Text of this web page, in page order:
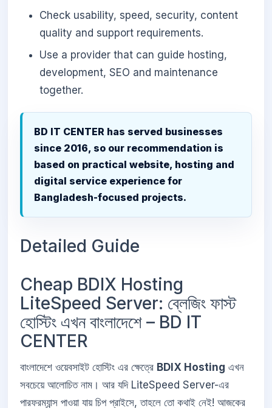
Check usability, speed, security, content
quality and support requirements.
Use a provider that can guide hosting,
development, SEO and maintenance
together.
BD IT CENTER has served businesses
since 2016, so our recommendation is
based on practical website, hosting and
digital service experience for
Bangladesh-focused projects.
Detailed Guide
Cheap BDIX Hosting
LiteSpeed Server: ব্লেজিং ফাস্ট
হোস্টিং এখন বাংলাদেশে – BD IT
CENTER
বাংলাদেশে ওয়েবসাইট হোস্টিং এর ক্ষেত্রে BDIX Hosting এখন
সবচেয়ে আলোচিত নাম। আর যদি LiteSpeed Server-এর
পারফরম্যান্স পাওয়া যায় চিপ প্রাইসে, তাহলে তো কথাই নেই! আজকের